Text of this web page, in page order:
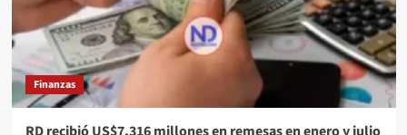
Finanzas
RD recibió US$7,316 millones en remesas en enero y julio